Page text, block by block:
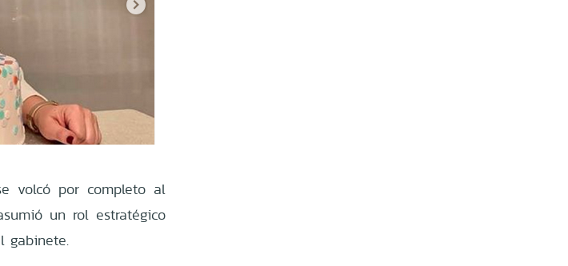
volcó por completo al
un rol estratégico
gabinete.